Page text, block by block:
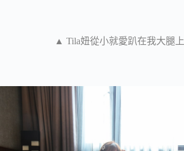
▲ Tila妞從小就愛趴在我大腿上